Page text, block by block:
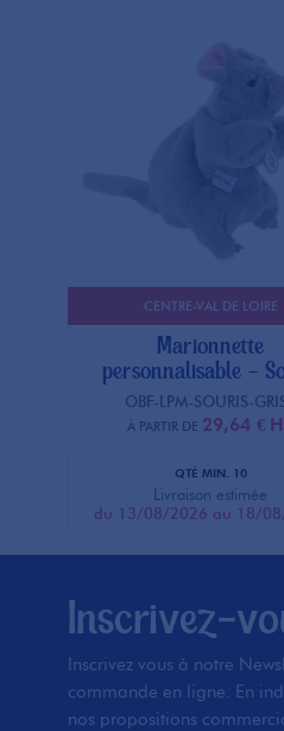
CENTRE-VAL DE LOIRE
Marionnette
personnalisable -
OBF-LPM-SOURIS-
À PARTIR DE 29,64 €
QTÉ MIN. 10
Livraison estimée
du 13/08/2026 au 18/
Inscrivez-
Inscrivez vous à notre
commande en ligne. En
nos propositions